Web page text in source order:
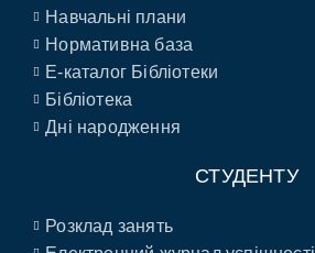
Навчальні плани
Нормативна база
E-каталог Бібліотеки
Бібліотека
Дні народження
СТУДЕНТУ
Розклад занять